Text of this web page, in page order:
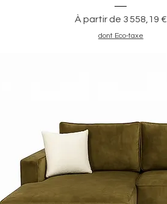
À partir de 3 558,19 €
Prix promotionnel
dont Eco-taxe